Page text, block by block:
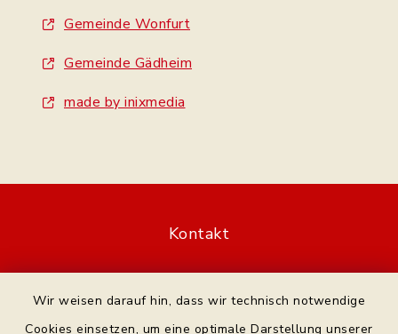
Wir weisen darauf hin, dass wir technisch notwendige
Cookies einsetzen, um eine optimale Darstellung unserer
Gemeinde Wonfurt
Gemeinde Gädheim
made by inixmedia
Kontakt
Bankverbindung
Datenschutz Facebook